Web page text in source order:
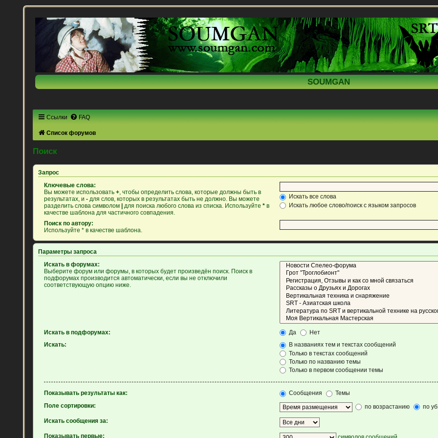
SOUMGAN
Ссылки FAQ
Список форумов
Поиск
Запрос
Ключевые слова:
Вы можете использовать+, чтобы определить слова, которые должны быть в
результатах, и- для слов, которых в результатах быть не должно. Вы можете
разделить слова символом
для поиска любого слова из списка. Используйте* в
качестве шаблона для частичного совпадения.
Искать все слова
Искать любое слово/поиск с языком запросов
Поиск по автору:
Используйте * в качестве шаблона.
Параметры запроса
Искать в форумах:
Выберите форум или форумы, в которых будет произведён поиск. Поиск в
подфорумах производится автоматически, если вы не отключили
соответствующую опцию ниже.
Искать в подфорумах: Да
Нет
Искать:
В названиях тем и текстах сообщений
Только в текстах сообщений
Только по названию темы
Только в первом сообщении темы
Показывать результаты как: Сообщения
Темы
Поле сортировки:
по возрастанию по
Искать сообщения за:
Показывать первые: